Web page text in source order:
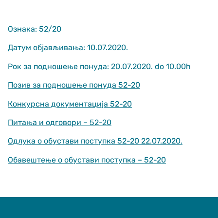
Ознака: 52/20
Датум објављивања: 10.07.2020.
Рок за подношење понуда: 20.07.2020. do 10.00h
Позив за подношење понуда 52-20
Конкурсна документација 52-20
Питања и одговори – 52-20
Одлука о обустави поступка 52-20 22.07.2020.
Обавештење о обустави поступка – 52-20
Неопходно
cookies are
They are
the website
In order for us